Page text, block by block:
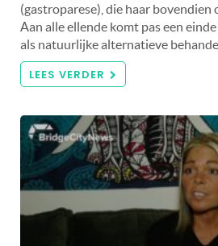
(gastroparese), die haar bovendien
Aan alle ellende komt pas een
als natuurlijke alternatieve
LEES VERDER